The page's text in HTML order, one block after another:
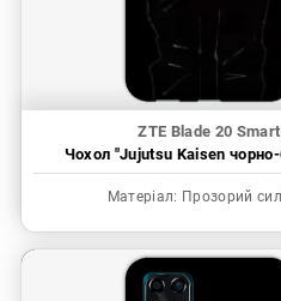
ZTE Blade 20 Smart
Чохол "Jujutsu Kaisen чорно-
Матеріал: Прозорий